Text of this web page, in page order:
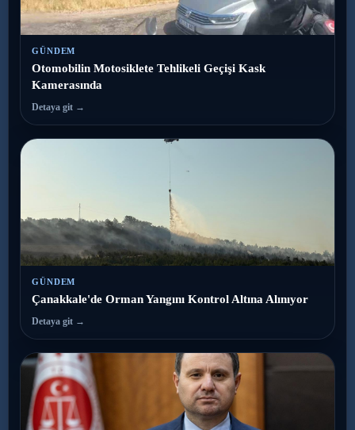
GÜNDEM
Otomobilin Motosiklete Tehlikeli Geçişi Kask
Kamerasında
Detaya git →
GÜNDEM
Çanakkale'de Orman Yangını Kontrol Altına Alınıyor
Detaya git →